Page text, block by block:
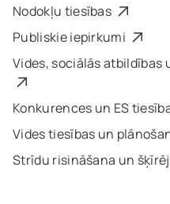
Nodokļu tiesības
Publiskie iepirkumi
Vides, sociālās atbildības
Konkurences un ES
Vides tiesības un
Strīdu risināšana un